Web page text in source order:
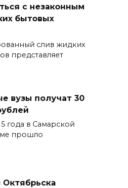
с незаконным
бытовых
слив жидких
представляет
вузы получат 30
года в Самарской
прошло